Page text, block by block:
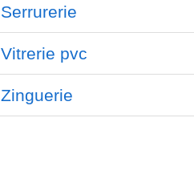
Serrurerie
Vitrerie pvc
Zinguerie